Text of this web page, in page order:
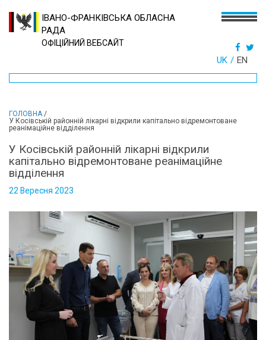
ІВАНО-ФРАНКІВСЬКА ОБЛАСНА
РАДА
ОФІЦІЙНИЙ ВЕБСАЙТ
UK EN
ГОЛОВНА/
У Косівській районній лікарні відкрили капітально відремонтоване
реанімаційне відділення
У Косівській районній лікарні відкрили
капітально відремонтоване реанімаційне
відділення
22 Вересня 2023